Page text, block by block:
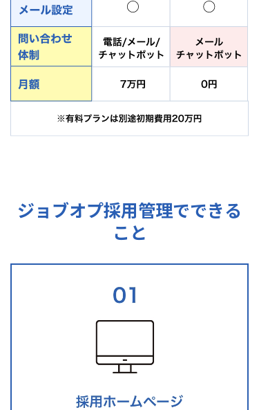
ジョブオプ採用管理でできる
こと